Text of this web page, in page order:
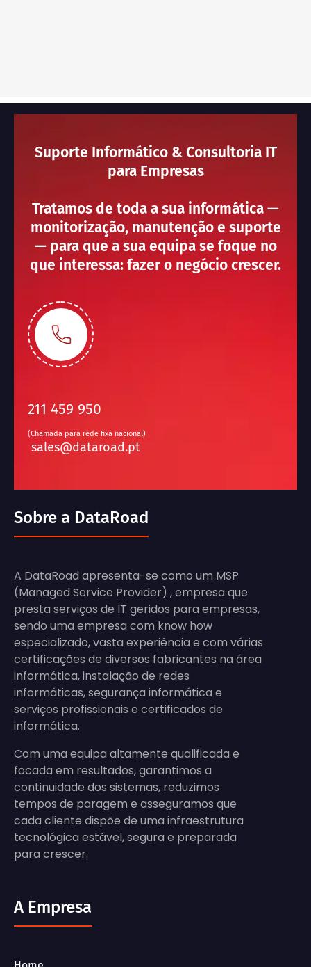
Suporte Informático & Consultoria IT
para Empresas
Tratamos de toda a sua informática —
monitorização, manutenção e suporte
— para que a sua equipa se foque no
que interessa: fazer o negócio crescer.
211 459 950
(Chamada para rede fixa nacional)
sales@dataroad.pt
Sobre a DataRoad
A DataRoad apresenta-se como um MSP
(Managed Service Provider) , empresa que
presta serviços de IT geridos para empresas,
sendo uma empresa com know how
especializado, vasta experiência e com várias
certificações de diversos fabricantes na área
informática, instalação de redes
informáticas, segurança informática e
serviços profissionais e certificados de
informática.
Com uma equipa altamente qualificada e
focada em resultados, garantimos a
continuidade dos sistemas, reduzimos
tempos de paragem e asseguramos que
cada cliente dispõe de uma infraestrutura
tecnológica estável, segura e preparada
para crescer.
A Empresa